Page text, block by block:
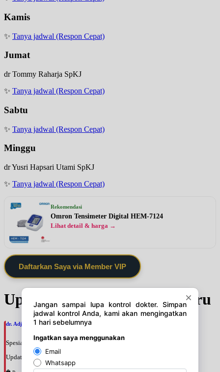
Kamis
✨ Tanya jadwal (Respon Cepat)
Jumat
dr Tommy Raharja SpKJ
✨ Tanya jadwal (Respon Cepat)
Sabtu
✨ Tanya jadwal (Respon Cepat)
Minggu
dr Yusri Hapsari Utami SpKJ
✨ Tanya jadwal (Respon Cepat)
Rekomendasi
Omron Tensimeter Digital HEM-7124
Lihat detail & harga →
Daftarkan Saya via Member VIP
Update Jadwal Dokter terbaru
dr. Adji Suprajitno, SpPD
Spesialis: Penyakit Dalam
Update terakhir: 2026-08-07 20:37:59